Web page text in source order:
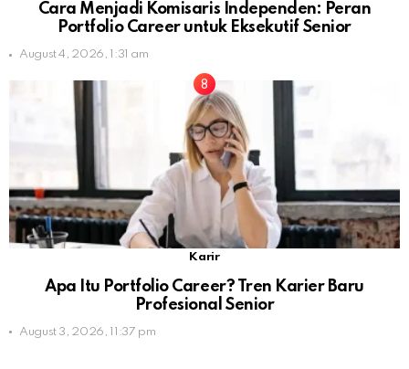
Cara Menjadi Komisaris Independen: Peran
Portfolio Career untuk Eksekutif Senior
August 4, 2026, 1:31 am
Karir
Apa Itu Portfolio Career? Tren Karier Baru
Profesional Senior
August 3, 2026, 11:37 pm